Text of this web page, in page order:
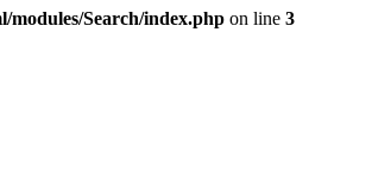
Search/index.php on line 3